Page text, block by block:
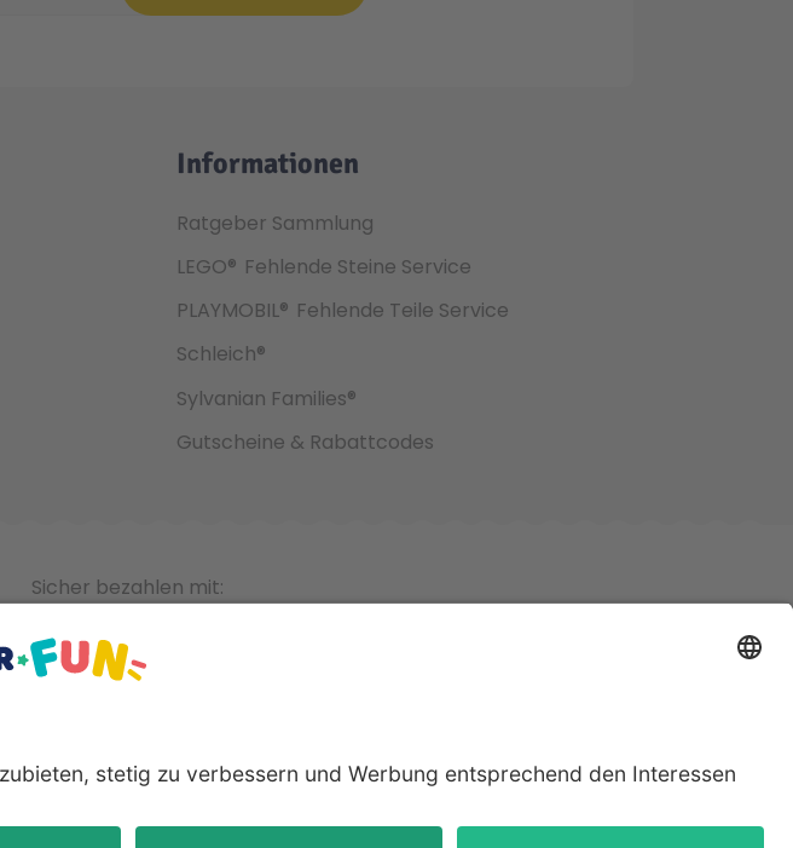
Informationen
Ratgeber Sammlung
LEGO® Fehlende Steine Service
PLAYMOBIL® Fehlende Teile Service
Schleich®
Sylvanian Families®
Gutscheine & Rabattcodes
Sicher bezahlen mit:
Warenzeichen der jeweiligen